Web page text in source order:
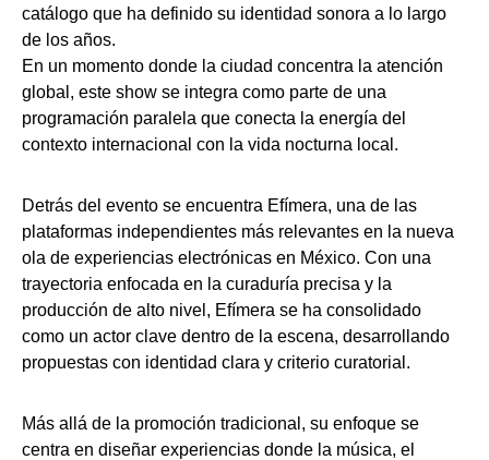
catálogo que ha definido su identidad sonora a lo largo
de los años.
En un momento donde la ciudad concentra la atención
global, este show se integra como parte de una
programación paralela que conecta la energía del
contexto internacional con la vida nocturna local.
Detrás del evento se encuentra Efímera, una de las
plataformas independientes más relevantes en la nueva
ola de experiencias electrónicas en México. Con una
trayectoria enfocada en la curaduría precisa y la
producción de alto nivel, Efímera se ha consolidado
como un actor clave dentro de la escena, desarrollando
propuestas con identidad clara y criterio curatorial.
Más allá de la promoción tradicional, su enfoque se
centra en diseñar experiencias donde la música, el